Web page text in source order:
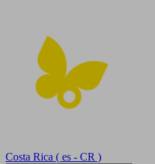
Costa Rica ( es - CR )